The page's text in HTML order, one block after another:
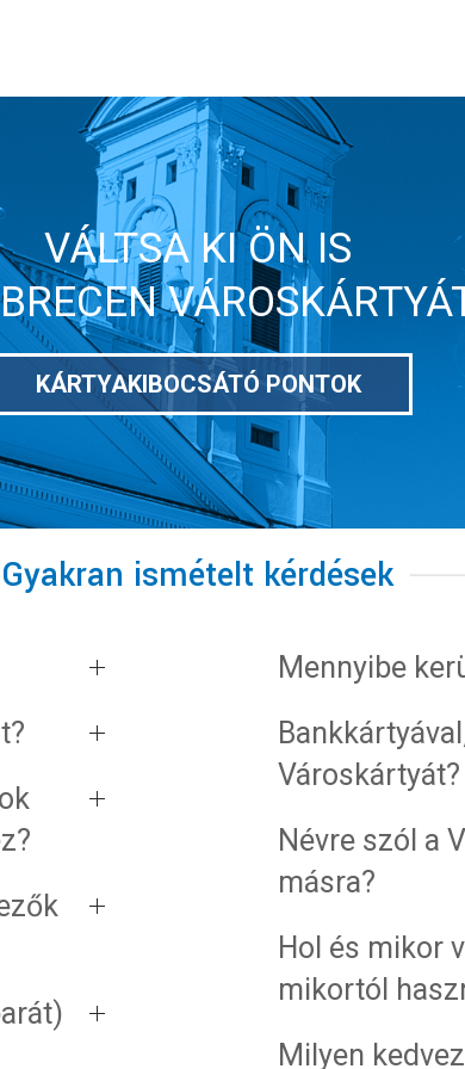
VÁLTSA KI ÖN IS
KÁRTYAKIBOCSÁTÓ PONTOK
Gyakran ismételt kérdések
Mennyibe
Városkártyát?
Névre szól a
másra?
Hol és mikor
mikortól
Milyen